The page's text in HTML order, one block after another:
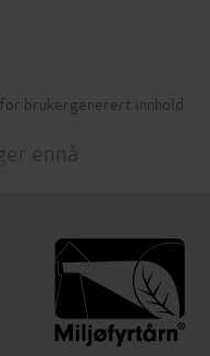
brukergenerert innhold
ennå